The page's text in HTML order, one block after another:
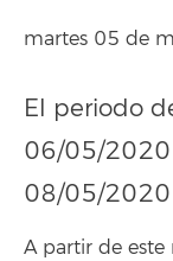
martes 05 de
El periodo
06/05/2020
08/05/2020
A partir de